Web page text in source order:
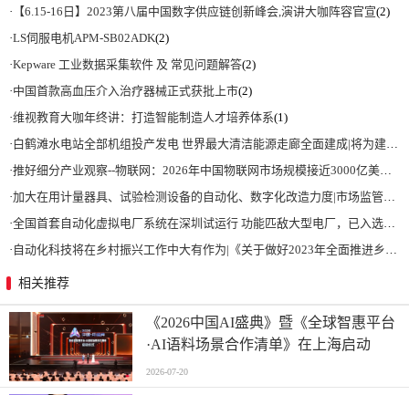
· 【6.15-16日】2023第八届中国数字供应链创新峰会,演讲大咖阵容官宣(2)
·LS伺服电机APM-SB02ADK(2)
·Kepware 工业数据采集软件 及 常见问题解答(2)
·中国首款高血压介入治疗器械正式获批上市(2)
·维视教育大咖年终讲：打造智能制造人才培养体系(1)
·白鹤滩水电站全部机组投产发电 世界最大清洁能源走廊全面建成|将为建设新型能源体系、保障国家能源安全、实现“双碳”目标提供有力支撑
·推好细分产业观察--物联网：2026年中国物联网市场规模接近3000亿美元 智慧工厂、智慧城市、智慧电网等将占60%以上
·加大在用计量器具、试验检测设备的自动化、数字化改造力度|市场监管总局 工业和信息化部 关于促进企业计量能力提升的指导意见
·全国首套自动化虚拟电厂系统在深圳试运行 功能匹敌大型电厂，已入选国际典型案例
· 自动化科技将在乡村振兴工作中大有作为|《关于做好2023年全面推进乡村振兴重点工作的意见》发布
相关推荐
《2026中国AI盛典》暨《全球智惠平台
·AI语料场景合作清单》在上海启动
2026-07-20